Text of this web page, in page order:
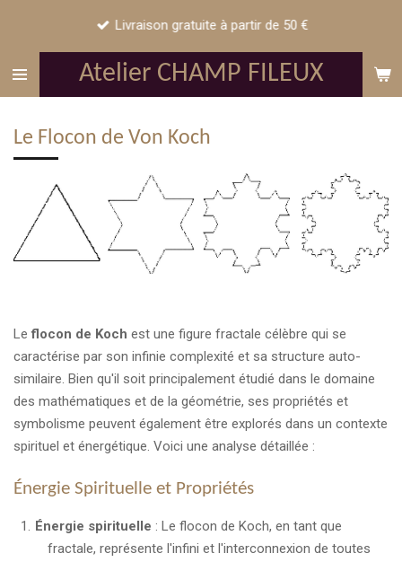
Atelier CHAMP FILEUX
Livraison gratuite à partir de 50 €
Le Flocon de Von Koch
Leflocon de Koch est une figure fractale célèbre qui se
caractérise par son infinie complexité et sa structure auto-
similaire. Bien qu'il soit principalement étudié dans le domaine
des mathématiques et de la géométrie, ses propriétés et
symbolisme peuvent également être explorés dans un contexte
spirituel et énergétique. Voici une analyse détaillée :
Énergie Spirituelle et Propriétés
Énergie spirituelle : Le flocon de Koch, en tant que
fractale, représente l'infini et l'interconnexion de toutes